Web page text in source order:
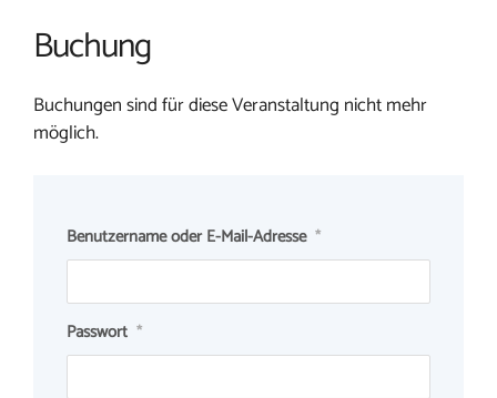
Buchung
Buchungen sind für diese Veranstaltung nicht mehr
möglich.
Benutzername oder E-Mail-Adresse *
Passwort *